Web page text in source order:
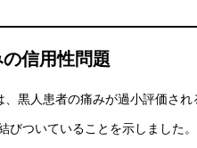
信用性問題
黒人患者の痛みが過小評価さ
びついていることを示しました